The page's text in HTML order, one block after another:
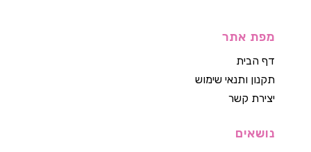
מפת אתר
דף הבית
תקנון ותנאי שימוש
יצירת קשר
נושאים